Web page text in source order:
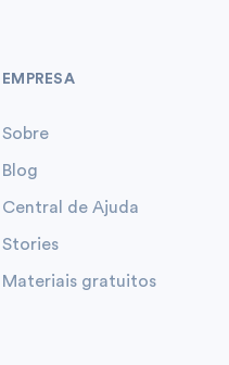
EMPRESA
Sobre
Blog
Central de Ajuda
Stories
Materiais gratuitos